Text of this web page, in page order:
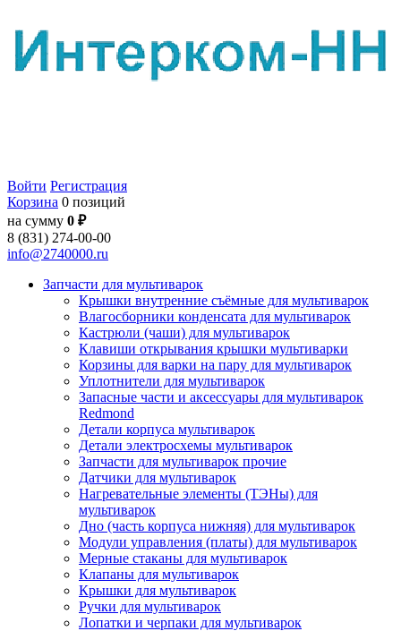
Войти Регистрация
Корзина 0 позиций
на сумму 0 ₽
8 (831) 274-00-00
info@2740000.ru
Запчасти для мультиварок
Крышки внутренние съёмные для мультиварок
Влагосборники конденсата для мультиварок
Кастрюли (чаши) для мультиварок
Клавиши открывания крышки мультиварки
Корзины для варки на пару для мультиварок
Уплотнители для мультиварок
Запасные части и аксессуары для мультиварок
Redmond
Детали корпуса мультиварок
Детали электросхемы мультиварок
Запчасти для мультиварок прочие
Датчики для мультиварок
Нагревательные элементы (ТЭНы) для
мультиварок
Дно (часть корпуса нижняя) для мультиварок
Модули управления (платы) для мультиварок
Мерные стаканы для мультиварок
Клапаны для мультиварок
Крышки для мультиварок
Ручки для мультиварок
Лопатки и черпаки для мультиварок